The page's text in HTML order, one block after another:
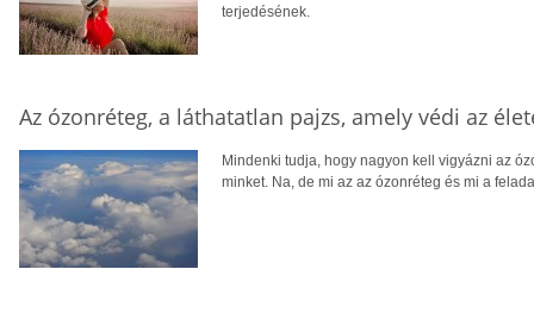
terjedésének.
Az ózonréteg, a láthatatlan pajzs, amely védi az
Mindenki tudja, hogy nagyon kell vigyázni az
minket. Na, de mi az az ózonréteg és mi a